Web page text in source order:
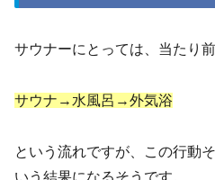
サウナーにとっては、当たり
サウナ→水風呂→外気浴
という流れですが、この行動
いう結果になるそうです。